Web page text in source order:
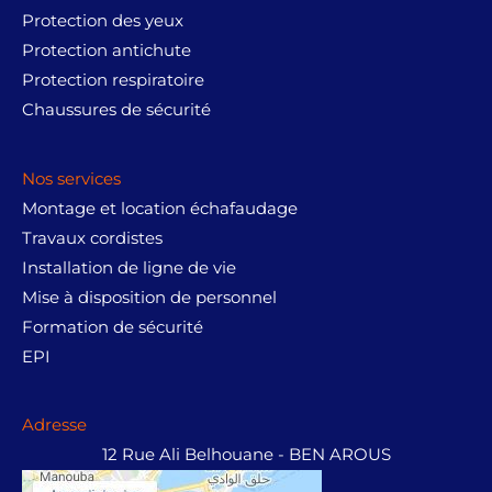
Protection des yeux
Protection antichute
Protection respiratoire
Chaussures de sécurité
Nos services
Montage et location échafaudage
Travaux cordistes
Installation de ligne de vie
Mise à disposition de personnel
Formation de sécurité
EPI
Adresse
12 Rue Ali Belhouane - BEN AROUS